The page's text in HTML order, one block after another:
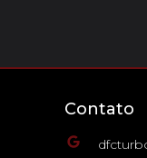
Contato